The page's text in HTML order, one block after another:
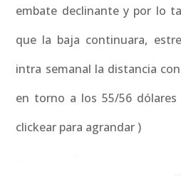
embate declinante y por lo
que la baja continuara,
intra semanal la distancia
en torno a los 55/56 dólares
clickear para agrandar )